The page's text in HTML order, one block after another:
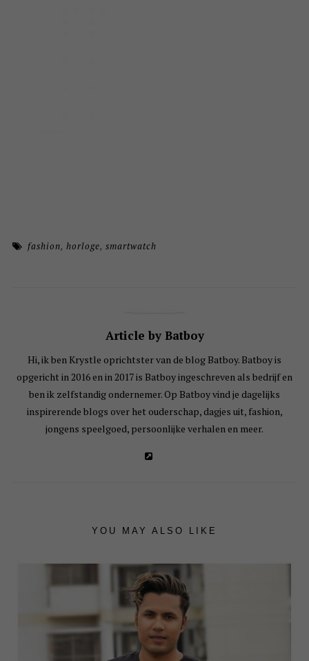
fashion,horloge,smartwatch
Article by Batboy
Hi, ik ben Krystle oprichtster van de blog Batboy. Batboy is
opgericht in 2016 en in 2017 is Batboy ingeschreven als bedrijf en
ben ik zelfstandig ondernemer. Op Batboy vind je dagelijks
inspirerende blogs over het ouderschap, dagjes uit, fashion,
jongens speelgoed, persoonlijke verhalen en meer.
YOU MAY ALSO LIKE